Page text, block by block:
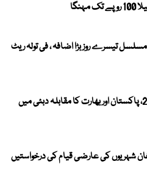
تیسرے روز بڑا اضافہ ، فی تولہ ریٹ
ویمنز ایشیا کپ 2026، پاکستان اور بھارت کا مقابلہ دبئی میں
شہریوں کی عارضی قیام کی درخواستیں